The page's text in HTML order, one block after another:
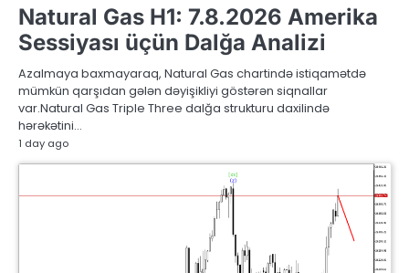
Natural Gas H1: 7.8.2026 Amerika
Sessiyası üçün Dalğa Analizi
Azalmaya baxmayaraq, Natural Gas chartində istiqamətdə
mümkün qarşıdan gələn dəyişikliyi göstərən siqnallar
var.Natural Gas Triple Three dalğa strukturu daxilində
hərəkətini…
1 day ago